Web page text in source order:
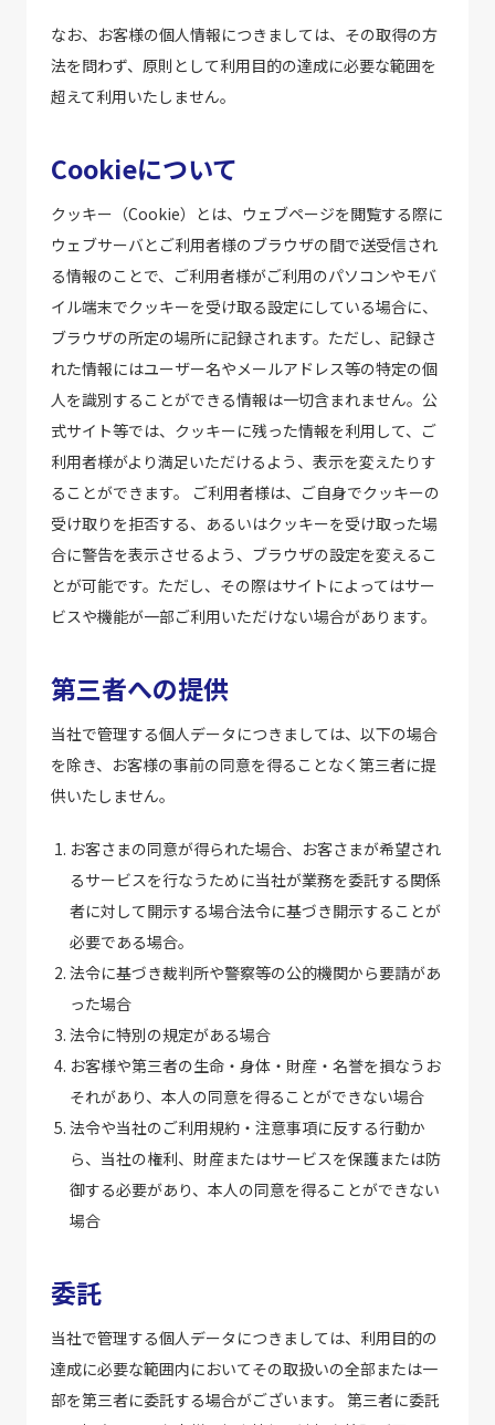
なお、お客様の個人情報につきましては、その取得の方
法を問わず、原則として利用目的の達成に必要な範囲を
超えて利用いたしません。
Cookieについて
クッキー（Cookie）とは、ウェブページを閲覧する際に
ウェブサーバとご利用者様のブラウザの間で送受信され
る情報のことで、ご利用者様がご利用のパソコンやモバ
イル端末でクッキーを受け取る設定にしている場合に、
ブラウザの所定の場所に記録されます。ただし、記録さ
れた情報にはユーザー名やメールアドレス等の特定の個
人を識別することができる情報は一切含まれません。公
式サイト等では、クッキーに残った情報を利用して、ご
利用者様がより満足いただけるよう、表示を変えたりす
ることができます。 ご利用者様は、ご自身でクッキーの
受け取りを拒否する、あるいはクッキーを受け取った場
合に警告を表示させるよう、ブラウザの設定を変えるこ
とが可能です。ただし、その際はサイトによってはサー
ビスや機能が一部ご利用いただけない場合があります。
第三者への提供
当社で管理する個人データにつきましては、以下の場合
を除き、お客様の事前の同意を得ることなく第三者に提
供いたしません。
お客さまの同意が得られた場合、お客さまが希望され
るサービスを行なうために当社が業務を委託する関係
者に対して開示する場合法令に基づき開示することが
必要である場合。
法令に基づき裁判所や警察等の公的機関から要請があ
った場合
法令に特別の規定がある場合
お客様や第三者の生命・身体・財産・名誉を損なうお
それがあり、本人の同意を得ることができない場合
法令や当社のご利用規約・注意事項に反する行動か
ら、当社の権利、財産またはサービスを保護または防
御する必要があり、本人の同意を得ることができない
場合
委託
当社で管理する個人データにつきましては、利用目的の
達成に必要な範囲内においてその取扱いの全部または一
部を第三者に委託する場合がございます。 第三者に委託